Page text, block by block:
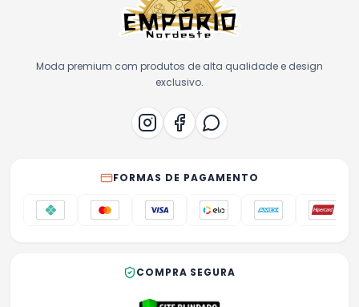
Moda premium com produtos de alta qualidade e design
exclusivo.
FORMAS DE PAGAMENTO
COMPRA SEGURA